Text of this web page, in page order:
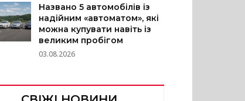
Названо 5 автомобілів із
надійним «автоматом», які
можна купувати навіть із
великим пробігом
03.08.2026